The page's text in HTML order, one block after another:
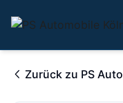
Zurück zu PS